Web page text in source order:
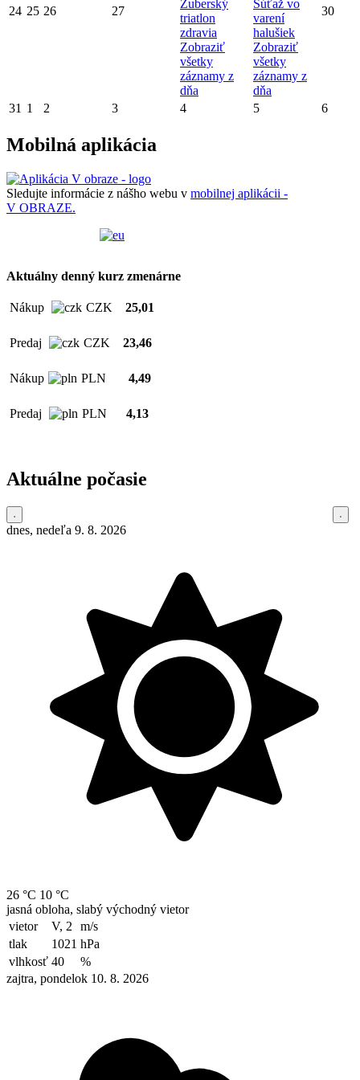
24 25 26 27
Zuberský
triatlon
zdravia
Zobraziť
všetky
záznamy z
dňa
Súťaž vo
varení
halušiek
Zobraziť
všetky
záznamy z
dňa
30
31 1 2 3 4 5 6
Mobilná aplikácia
Sledujte informácie z nášho webu v mobilnej aplikácii -
V OBRAZE.
Aktuálny denný kurz zmenárne
Nákup CZK 25,01
Predaj CZK 23,46
Nákup PLN 4,49
Predaj PLN 4,13
Aktuálne počasie
dnes, nedeľa 9. 8. 2026
26 °C 10 °C
jasná obloha, slabý východný vietor
vietor
V, 2
m/s
tlak
1021 hPa
vlhkosť 40
%
zajtra, pondelok 10. 8. 2026